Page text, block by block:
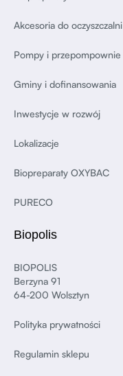
Akcesoria do oczyszczalni
Pompy i przepompownie
Gminy i dofinansowania
Inwestycje w rozwój
Lokalizacje
Biopreparaty OXYBAC
PURECO
Biopolis
BIOPOLIS
Berzyna 91
64-200 Wolsztyn
Polityka prywatności
Regulamin sklepu